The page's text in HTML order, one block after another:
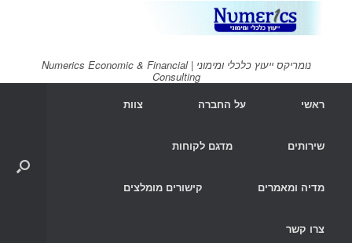
נומריקס ייעוץ כלכלי ומימוני | Numerics Economic & Financial
Consulting
ראשי
על החברה צוות
שירותים מדגם לקוחות
מדיה ומאמרים קישורים מומלצים
צרו קשר